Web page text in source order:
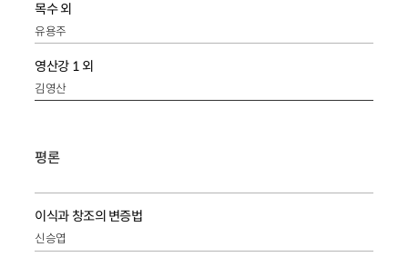
목수 외
유용주
영산강 1 외
김영산
평론
이식과 창조의 변증법
신승엽